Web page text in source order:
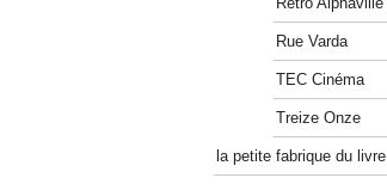
Rue Varda
TEC Cinéma
Treize Onze
la petite fabrique du livre